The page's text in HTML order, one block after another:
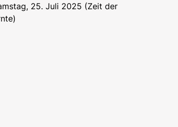
25. Juli 2025 (Zeit der